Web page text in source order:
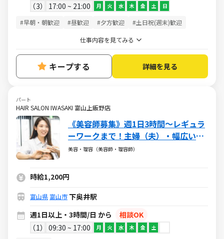
3 17:00 ~ 21:00 月 火 水 木 金 土 日
#早朝・朝歓迎 #昼歓迎 #夕方歓迎 #土日祝(週末)歓迎
仕事内容を見てみる
キープする 詳細を見る
パート
HAIR SALON IWASAKI 富山上飯野店
《美容師募集》週1日3時間～レギュラ
ーワークまで！主婦（夫）・幅広い年
代が活躍しています
美容・理容（美容師・理容師）
時給1,200円
富山県 富山市 下奥井駅
週1日以上・3時間/日 から
相談OK
1
09:30 ~ 17:00 月 火 水 木 金 土